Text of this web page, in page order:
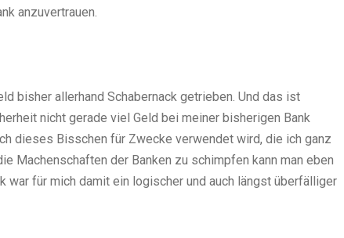
anzuvertrauen.
bisher allerhand Schabernack getrieben. Und das ist
nicht gerade viel Geld bei meiner bisherigen Bank
dieses Bisschen für Zwecke verwendet wird, die ich ganz
Machenschaften der Banken zu schimpfen kann man eben
war für mich damit ein logischer und auch längst überfälliger